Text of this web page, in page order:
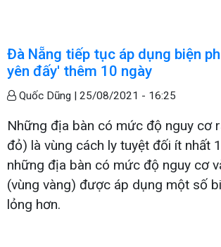
Đà Nẵng tiếp tục áp dụng biện
yên đấy' thêm 10 ngày
Quốc Dũng | 25/08/2021 - 16:25
Những địa bàn có mức độ nguy cơ
đỏ) là vùng cách ly tuyệt đối ít nhất
những địa bàn có mức độ nguy cơ
(vùng vàng) được áp dụng một số
lỏng hơn.